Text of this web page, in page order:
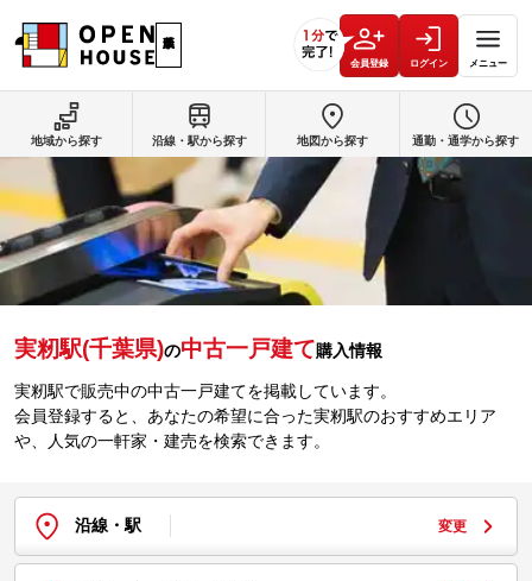
会員登録 ログイン メニュー
実籾駅(千葉県)の中古一戸建て購入情報
実籾駅で販売中の中古一戸建てを掲載しています。
会員登録すると、あなたの希望に合った実籾駅のおすすめエリア
や、人気の一軒家・建売を検索できます。
沿線・駅 変更
地域から探す 沿線・駅から探す 地図から探す 通勤・通学から探す